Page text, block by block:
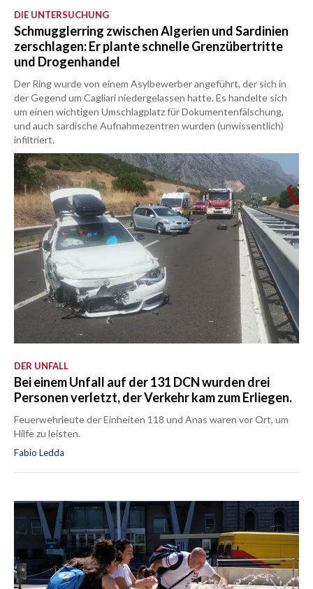
DIE UNTERSUCHUNG
Schmugglerring zwischen Algerien und Sardinien
zerschlagen: Er plante schnelle Grenzübertritte
und Drogenhandel
Der Ring wurde von einem Asylbewerber angeführt, der sich in
der Gegend um Cagliari niedergelassen hatte. Es handelte sich
um einen wichtigen Umschlagplatz für Dokumentenfälschung,
und auch sardische Aufnahmezentren wurden (unwissentlich)
infiltriert.
DER UNFALL
Bei einem Unfall auf der 131 DCN wurden drei
Personen verletzt, der Verkehr kam zum Erliegen.
Feuerwehrleute der Einheiten 118 und Anas waren vor Ort, um
Hilfe zu leisten.
Fabio Ledda